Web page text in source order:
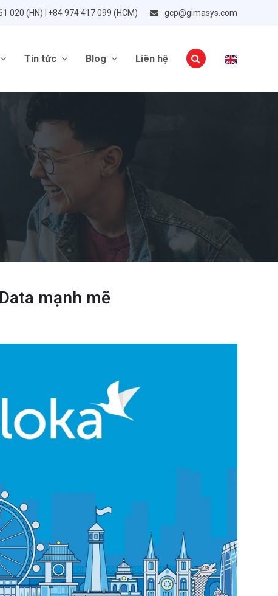
020 (HN) | +84 974 417 099 (HCM) gcp@gimasys.com
Tin tức Blog Liên hệ
mạnh mẽ